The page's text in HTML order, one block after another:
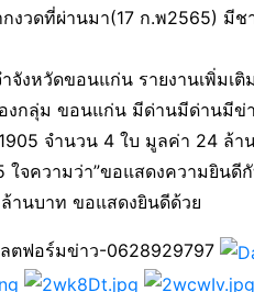
งวดที่ผ่านมา(17 ก.พ2565) มี
จังหวัดขอนแก่น รายงานเพิ่มเ
งกลุ่ม ขอนแก่น มีด่านมีด่านมีข่
จำนวน 4 ใบ มูลค่า 24 ล้า
ใจความว่า”ขอแสดงความยิน
านบาท ขอแสดงยินดีด้วย
ตฟอร์มข่าว-0628929797